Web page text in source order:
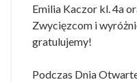
Emilia Kaczor kl. 4a
Zwycięzcom i
gratulujemy!
Podczas Dnia